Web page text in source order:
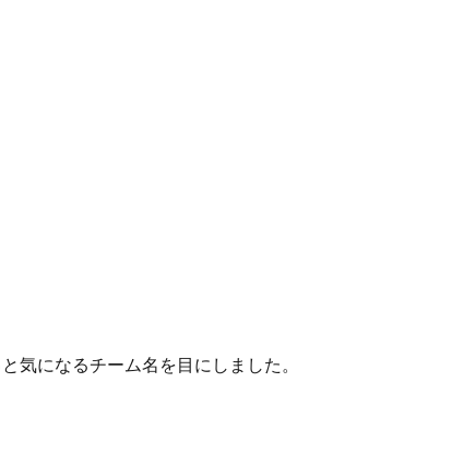
気になるチーム名を目にしました。